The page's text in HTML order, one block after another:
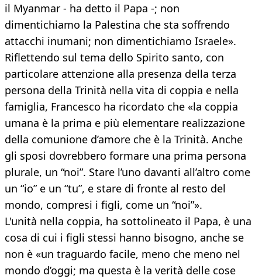
il Myanmar - ha detto il Papa -; non
dimentichiamo la Palestina che sta soffrendo
attacchi inumani; non dimentichiamo Israele».
Riflettendo sul tema dello Spirito santo, con
particolare attenzione alla presenza della terza
persona della Trinità nella vita di coppia e nella
famiglia, Francesco ha ricordato che «la coppia
umana è la prima e più elementare realizzazione
della comunione d’amore che è la Trinità. Anche
gli sposi dovrebbero formare una prima persona
plurale, un “noi”. Stare l’uno davanti all’altro come
un “io” e un “tu”, e stare di fronte al resto del
mondo, compresi i figli, come un “noi”».
L'unità nella coppia, ha sottolineato il Papa, è una
cosa di cui i figli stessi hanno bisogno, anche se
non è «un traguardo facile, meno che meno nel
mondo d’oggi; ma questa è la verità delle cose